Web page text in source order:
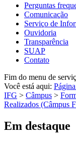
Perguntas
Comunicação
Serviço de
Ouvidoria
Transparência
SUAP
Contato
Fim do menu de
Você está aqui:
IFG > Câmpus >
Realizados (Câmpus
Em destaque